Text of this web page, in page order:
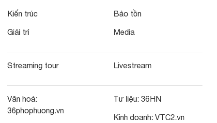
Kiến trúc
Giải trí
Bảo tồn
Media
Streaming tour Livestream
Văn hoá:
36phophuong.vn
Tư liệu: 36HN
Kinh doanh: VTC2.vn